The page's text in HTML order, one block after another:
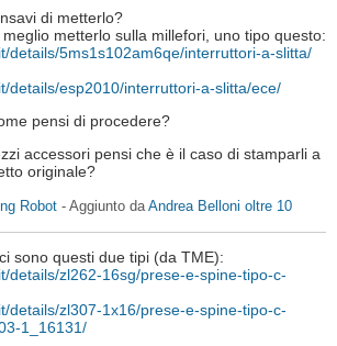
di metterlo?
metterlo sulla millefori, uno tipo questo:
details/5ms1s102am6qe/interruttori-a-slitta/
details/esp2010/interruttori-a-slitta/ece/
pensi di procedere?
accessori pensi che è il caso di stamparli a
originale?
Robot - Aggiunto daAndrea Belloni oltre 10
sono questi due tipi (da TME):
details/zl262-16sg/prese-e-spine-tipo-c-
details/zl307-1x16/prese-e-spine-tipo-c-
1_16131/